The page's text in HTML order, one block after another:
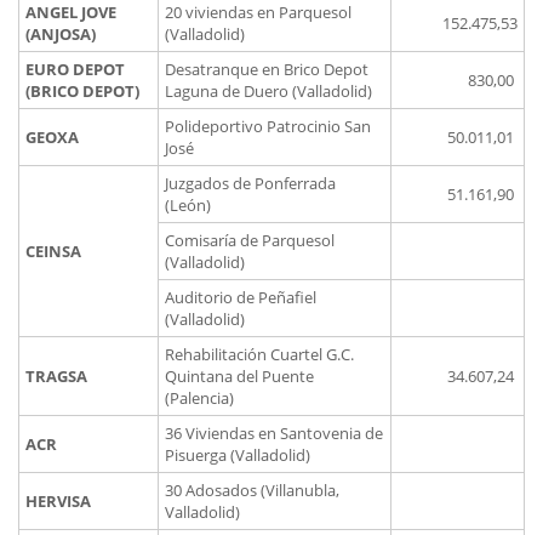
ANGEL JOVE
(ANJOSA)
20 viviendas en Parquesol
(Valladolid)
152.475,53
EURO DEPOT
(BRICO DEPOT)
Desatranque en Brico Depot
Laguna de Duero (Valladolid)
830,00
GEOXA
Polideportivo Patrocinio San
José
50.011,01
CEINSA
Juzgados de Ponferrada
(León)
51.161,90
Comisaría de Parquesol
(Valladolid)
Auditorio de Peñafiel
(Valladolid)
TRAGSA
Rehabilitación Cuartel G.C.
Quintana del Puente
(Palencia)
34.607,24
ACR
36 Viviendas en Santovenia de
Pisuerga (Valladolid)
HERVISA
30 Adosados (Villanubla,
Valladolid)